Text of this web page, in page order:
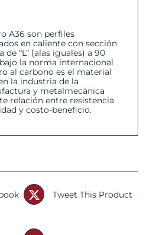
A36 son perfiles
en caliente con sección
“L” (alas iguales) a 90
la norma internacional
al carbono es el material
la industria de la
y metalmecánica
relación entre resistencia
y costo-beneficio.
Tweet This Product